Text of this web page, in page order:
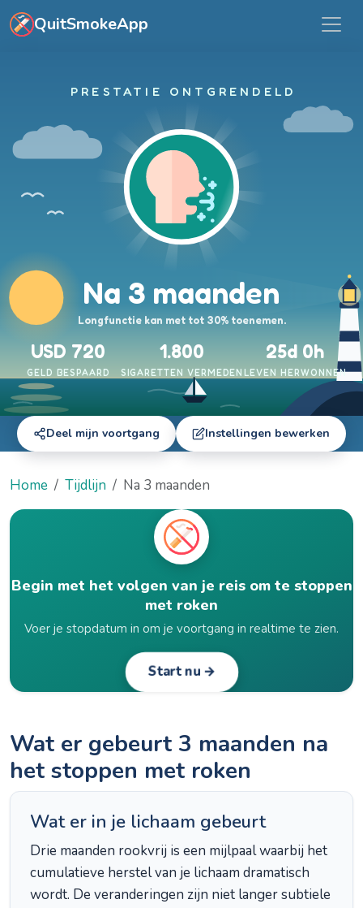
Ga naar hoofdinhoud
QuitSmokeApp
PRESTATIE ONTGRENDELD
Na 3 maanden
Longfunctie kan met tot 30% toenemen.
USD 720 1.800 25d 0h
GELD BESPAARD SIGARETTEN VERMEDEN LEVEN HERWONNEN
Deel mijn voortgang Instellingen bewerken
Home Tijdlijn Na 3 maanden
Begin met het volgen van je reis om te stoppen
met roken
Voer je stopdatum in om je voortgang in realtime te zien.
Start nu →
Wat er gebeurt 3 maanden na
het stoppen met roken
Wat er in je lichaam gebeurt
Drie maanden rookvrij is een mijlpaal waarbij het
cumulatieve herstel van je lichaam dramatisch
wordt. De veranderingen zijn niet langer subtiele